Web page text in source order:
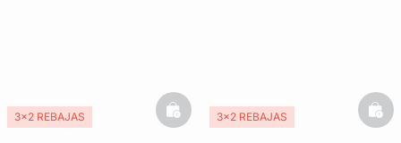
3x2 REBAJAS basketfull3x2 REBAJAS